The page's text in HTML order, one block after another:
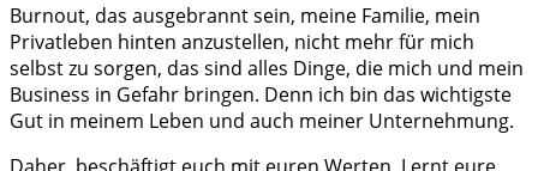
Burnout, das ausgebrannt sein, meine Familie, mein
Privatleben hinten anzustellen, nicht mehr für mich
selbst zu sorgen, das sind alles Dinge, die mich und mein
Business in Gefahr bringen. Denn ich bin das wichtigste
Gut in meinem Leben und auch meiner Unternehmung.